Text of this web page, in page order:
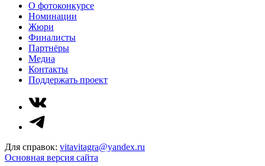
О фотоконкурсе
Номинации
Жюри
Финалисты
Партнёры
Медиа
Контакты
Поддержать проект
Для справок: vitavitagra@yandex.ru
Основная версия сайта